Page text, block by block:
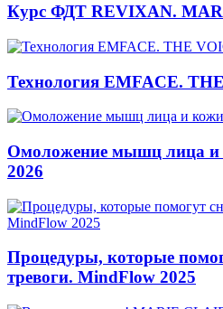
Курс ФДТ REVIXAN.
Технология EMFACE.
Омоложение мышц лица и
2026
Процедуры, которые
тревоги. MindFlow 2025